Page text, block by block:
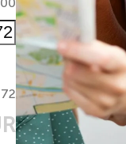
72